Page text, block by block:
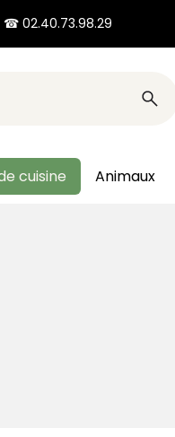
☎ 02.40.73.98.29
cuisine Animaux